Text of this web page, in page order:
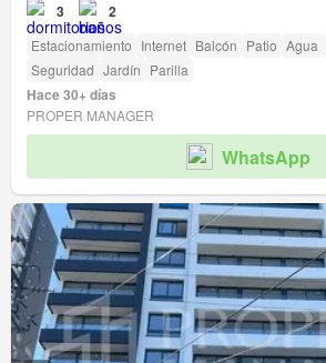
3 2
Estacionamiento Internet Balcón Patio Agua
Seguridad Jardín Parilla
Hace 30+ días
PROPER MANAGER
WhatsApp